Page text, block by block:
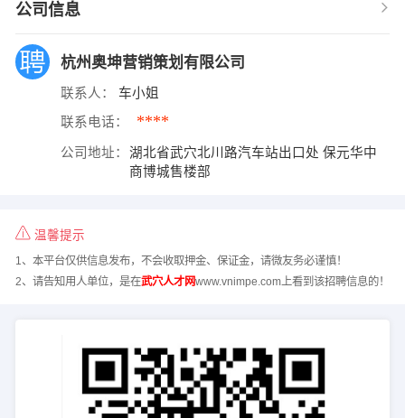
公司信息
杭州奥坤营销策划有限公司
联系人： 车小姐
联系电话： ****
公司地址：
湖北省武穴北川路汽车站出口处 保元华中
商博城售楼部
温馨提示
1、本平台仅供信息发布，不会收取押金、保证金，请微友务必谨慎！
2、请告知用人单位，是在武穴人才网www.vnimpe.com上看到该招聘信息的！